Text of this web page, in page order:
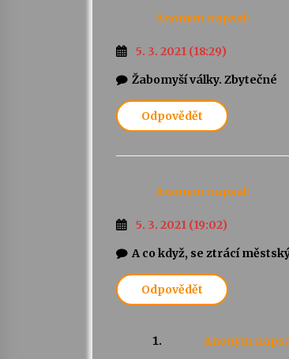
Anonym napsal:
5. 3. 2021 (18:29)
Žabomyší války. Zbytečné
Odpovědět
Anonym napsal:
5. 3. 2021 (19:02)
A co když, se ztrácí
Odpovědět
Anonym